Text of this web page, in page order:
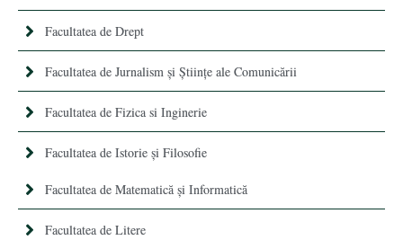
Facultatea de Drept
Facultatea de Jurnalism şi Ştiinţe ale Comunicării
Facultatea de Fizica si Inginerie
Facultatea de Istorie şi Filosofie
Facultatea de Matematică şi Informatică
Facultatea de Litere